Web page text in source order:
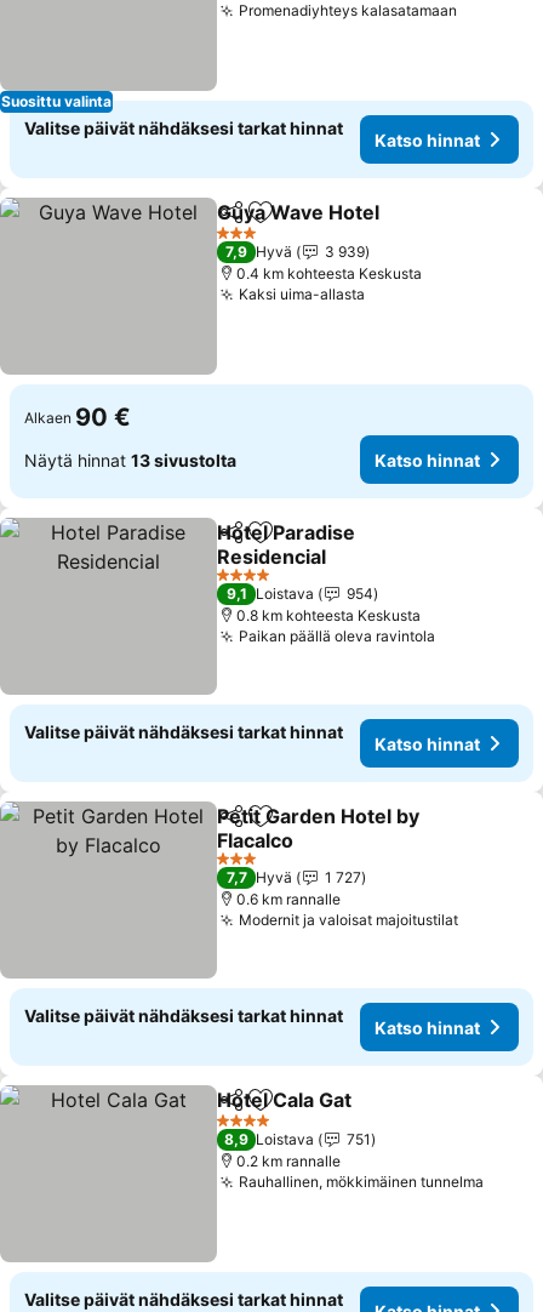
Suosittu valinta
Promenadiyhteys kalasatamaan
Valitse päivät nähdäksesi tarkat hinnat
Katso hinnat
Jaa Lisää suosikkeihin
Guya Wave Hotel
3 Tähtiluokitus
7,9 Hyvä
3 939
0.4 km kohteesta Keskusta
Kaksi uima-allasta
Alkaen 90 €
Näytä hinnat 13 sivustolta Katso hinnat
Jaa Lisää suosikkeihin
Hotel Paradise
Residencial
4 Tähtiluokitus
9,1 Loistava
954
0.8 km kohteesta Keskusta
Paikan päällä oleva ravintola
Valitse päivät nähdäksesi tarkat hinnat
Katso hinnat
Jaa Lisää suosikkeihin
Petit Garden Hotel by
Flacalco
3 Tähtiluokitus
7,7 Hyvä
1 727
0.6 km rannalle
Modernit ja valoisat majoitustilat
Valitse päivät nähdäksesi tarkat hinnat
Katso hinnat
Jaa Lisää suosikkeihin
Hotel Cala Gat
4 Tähtiluokitus
8,9 Loistava
751
0.2 km rannalle
Rauhallinen, mökkimäinen tunnelma
Valitse päivät nähdäksesi tarkat hinnat